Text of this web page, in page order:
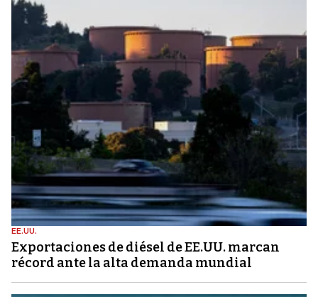
EE.UU.
Exportaciones de diésel de EE.UU. marcan
récord ante la alta demanda mundial